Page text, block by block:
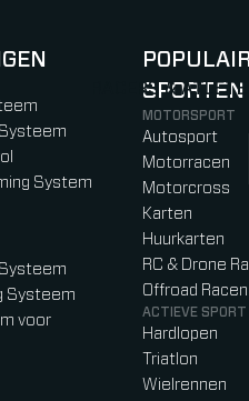
RACERS & ATLETEN
tab)tab)
System
Systeem
voor
SPORTEN
MOTORSPORT
Autosport
Motorracen
Motorcross
Karten
Huurkarten
RC & Drone
Offroad Racen
ACTIEVE SPORT
Hardlopen
Triatlon
Wielrennen